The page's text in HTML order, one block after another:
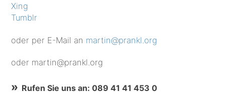
Xing
Tumblr
oder per E-Mail an martin@prankl.org
oder martin@prankl.org
Rufen Sie uns an: 089 41 41 453 0